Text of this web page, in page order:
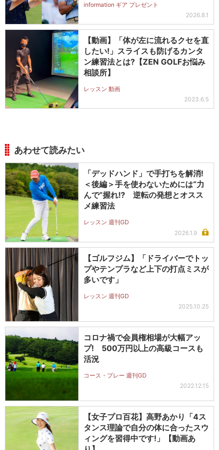
ットを抽選で2名に！
information ギア プレゼント
2026.8.1
【動画】「体が左に流れるクセを直
したい!」スライスも防げるカンタ
ン練習法とは?【ZEN GOLFお悩み
相談所】
レッスン 動画
2023.6.5
あわせて読みたい
「デッドハンド」で手打ちを解消!
＜後編＞手を使わないためには“力
んで”握れ!? 逆転の発想とオスス
メ練習法
レッスン 週刊GD
2026.1.9
【ゴルフジム】「ドライバーでトッ
プやテンプラなど上下の打点ミスが
多いです」
レッスン 週刊GD
2025.10.25
コロナ禍で会員権相場が大幅アッ
プ! 500万円以上の高級コースも
活況
コース・プレー 週刊GD
2022.12.15
【女子プロ百花】高野あかり「4ス
タンス理論で自分の体に合ったスウ
ィングを習得中です!」【動画あ